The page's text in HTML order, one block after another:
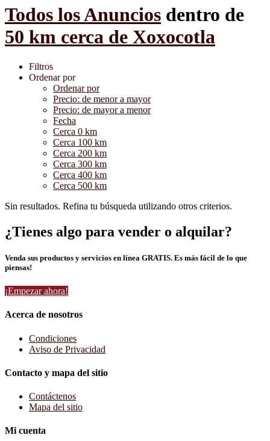
Todos los Anuncios dentro de
50 km cerca de Xoxocotla
Filtros
Ordenar por
Ordenar por
Precio: de menor a mayor
Precio: de mayor a menor
Fecha
Cerca 0 km
Cerca 100 km
Cerca 200 km
Cerca 300 km
Cerca 400 km
Cerca 500 km
Sin resultados. Refina tu búsqueda utilizando otros criterios.
¿Tienes algo para vender o alquilar?
Venda sus productos y servicios en línea GRATIS. Es más fácil de lo que
piensas!
¡Empezar ahora!
Acerca de nosotros
Condiciones
Aviso de Privacidad
Contacto y mapa del sitio
Contáctenos
Mapa del sitio
Mi cuenta